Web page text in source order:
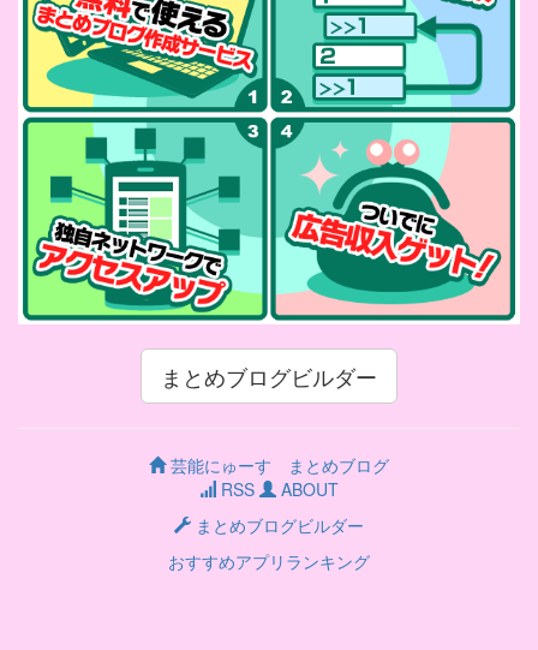
まとめブログビルダー
芸能にゅーす まとめブログ
RSS
ABOUT
まとめブログビルダー
おすすめアプリランキング